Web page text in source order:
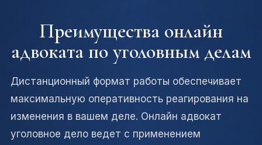
Преимущества онлайн
адвоката по уголовным делам
Дистанционный формат работы обеспечивает
максимальную оперативность реагирования на
изменения в вашем деле. Онлайн адвокат
уголовное дело ведет с применением